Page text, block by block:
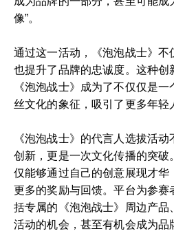
像”。
通过这一活动，《泡泡战士》不
也提升了品牌的忠诚度。这种创
《泡泡战士》成为了不仅仅是
丝文化的象征，吸引了更多年轻
《泡泡战士》的代言人选拔活
创新，更是一次文化传播的突破
仅能够通过自己的创意展现才
更多的奖励与回馈。平台为参
括专属的《泡泡战士》周边产
活动的机会，甚至有机会成为